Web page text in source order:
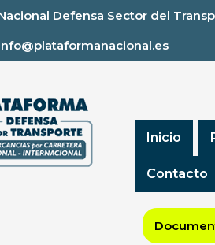
Defensa Sector del
Inicio
Contacto